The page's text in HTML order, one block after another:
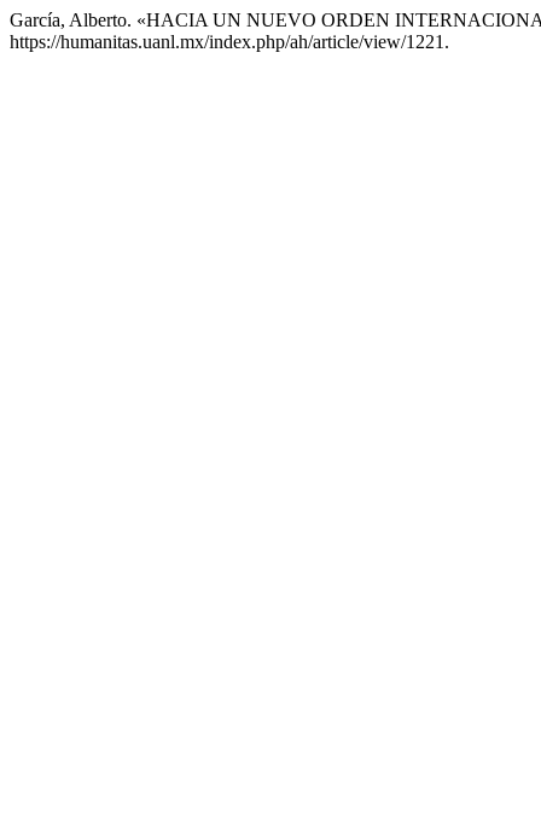
García, Alberto. «HACIA UN NUEVO ORDEN
https://humanitas.uanl.mx/index.php/ah/article/view/1221.